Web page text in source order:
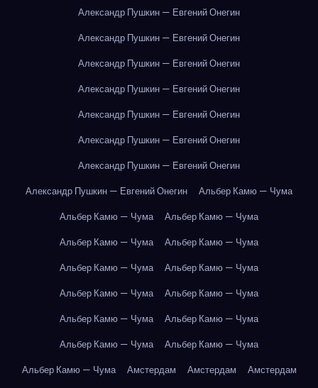
Александр Пушкин — Евгений Онегин
Александр Пушкин — Евгений Онегин
Александр Пушкин — Евгений Онегин
Александр Пушкин — Евгений Онегин
Александр Пушкин — Евгений Онегин
Александр Пушкин — Евгений Онегин
Александр Пушкин — Евгений Онегин
Александр Пушкин — Евгений Онегин
Альбер Камю — Чума
Альбер Камю — Чума
Альбер Камю — Чума
Альбер Камю — Чума
Альбер Камю — Чума
Альбер Камю — Чума
Альбер Камю — Чума
Альбер Камю — Чума
Альбер Камю — Чума
Альбер Камю — Чума
Альбер Камю — Чума
Альбер Камю — Чума
Альбер Камю — Чума
Альбер Камю — Чума
Амстердам Амстердам
Амстердам